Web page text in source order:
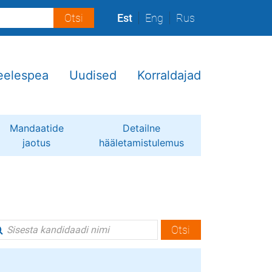
Est Eng Rus
Uudised Korraldajad
Mandaatide
jaotus
Detailne
hääletamistulemus
Otsi